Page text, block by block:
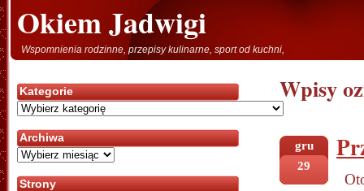
Okiem Jadwigi
Wspomnienia rodzinne, przepisy kulinarne, sport od kuchni,
Wpisy
gru
29
Kategorie
Kategorie
Archiwa
Archiwa
Strony